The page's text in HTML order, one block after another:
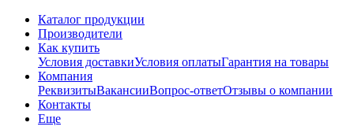
Каталог продукции
Производители
Как купить
Условия доставкиУсловия оплатыГарантия на товары
Компания
РеквизитыВакансииВопрос-ответОтзывы о компании
Контакты
Еще